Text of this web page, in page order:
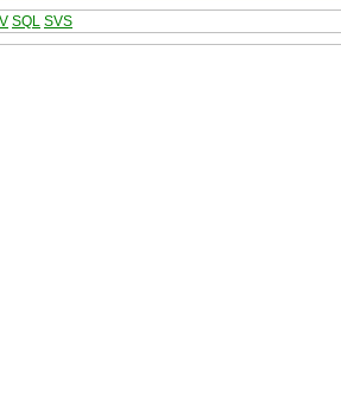
SQL SVS